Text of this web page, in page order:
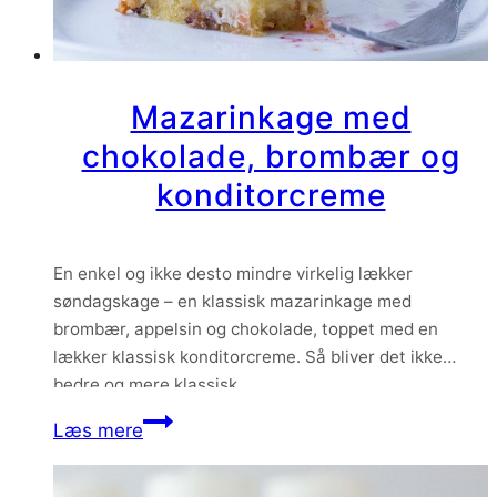
Mazarinkage med
chokolade, brombær og
konditorcreme
En enkel og ikke desto mindre virkelig lækker
søndagskage – en klassisk mazarinkage med
brombær, appelsin og chokolade, toppet med en
lækker klassisk konditorcreme. Så bliver det ikke
bedre og mere klassisk.
Læs mereMazarinkage